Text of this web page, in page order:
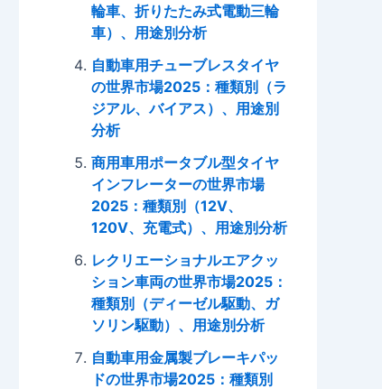
輪車、折りたたみ式電動三輪
車）、用途別分析
自動車用チューブレスタイヤ
の世界市場2025：種類別（ラ
ジアル、バイアス）、用途別
分析
商用車用ポータブル型タイヤ
インフレーターの世界市場
2025：種類別（12V、
120V、充電式）、用途別分析
レクリエーショナルエアクッ
ション車両の世界市場2025：
種類別（ディーゼル駆動、ガ
ソリン駆動）、用途別分析
自動車用金属製ブレーキパッ
ドの世界市場2025：種類別